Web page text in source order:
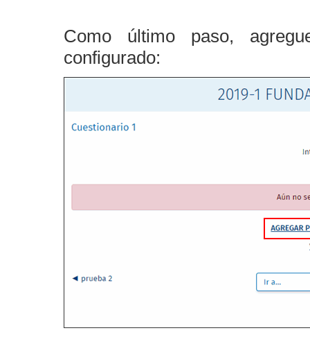
Como último paso,
configurado: